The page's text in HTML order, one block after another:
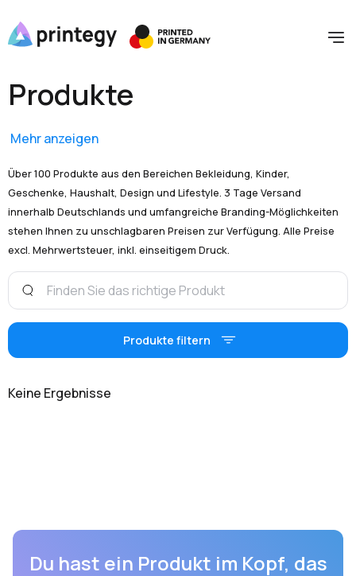
Produkte
Mehr anzeigen
Über 100 Produkte aus den Bereichen Bekleidung, Kinder,
Geschenke, Haushalt, Design und Lifestyle. 3 Tage Versand
innerhalb Deutschlands und umfangreiche Branding-Möglichkeiten
stehen Ihnen zu unschlagbaren Preisen zur Verfügung. Alle Preise
excl. Mehrwertsteuer, inkl. einseitigem Druck.
Produkte filtern
Keine Ergebnisse
Du hast ein Produkt im Kopf, das